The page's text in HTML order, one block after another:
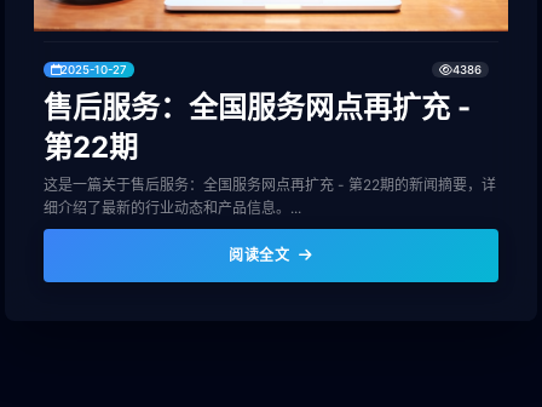
2025-10-27 4386
售后服务：全国服务网点再扩充 -
第22期
这是一篇关于售后服务：全国服务网点再扩充 - 第22期的新闻摘要，详
细介绍了最新的行业动态和产品信息。...
阅读全文